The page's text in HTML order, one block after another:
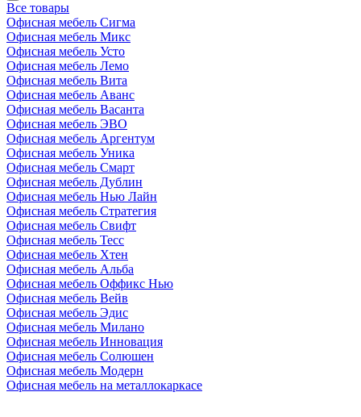
Все товары
Офисная мебель Сигма
Офисная мебель Микс
Офисная мебель Усто
Офисная мебель Лемо
Офисная мебель Вита
Офисная мебель Аванс
Офисная мебель Васанта
Офисная мебель ЭВО
Офисная мебель Аргентум
Офисная мебель Уника
Офисная мебель Смарт
Офисная мебель Дублин
Офисная мебель Нью Лайн
Офисная мебель Стратегия
Офисная мебель Свифт
Офисная мебель Тесс
Офисная мебель Хтен
Офисная мебель Альба
Офисная мебель Оффикс Нью
Офисная мебель Вейв
Офисная мебель Эдис
Офисная мебель Милано
Офисная мебель Инновация
Офисная мебель Солюшен
Офисная мебель Модерн
Офисная мебель на металлокаркасе